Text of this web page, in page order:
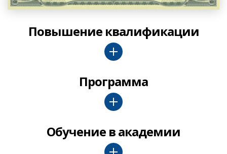
Повышение квалификации
Программа
Обучение в академии